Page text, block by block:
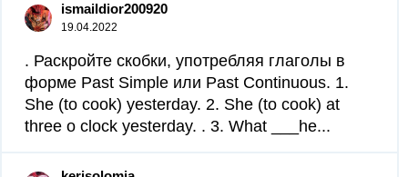
ismaildior200920
19.04.2022
. Раскройте скобки, употребляя глаголы в
форме Past Simple или Past Continuous. 1.
She (to cook) yesterday. 2. She (to cook) at
three o clock yesterday. . 3. What ___he...